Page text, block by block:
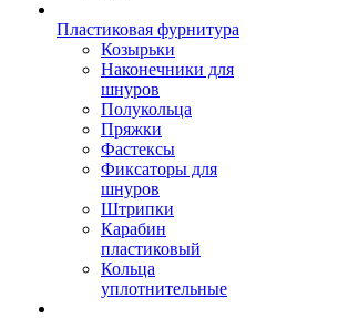
Пластиковая фурнитура
Козырьки
Наконечники для
шнуров
Полукольца
Пряжки
Фастексы
Фиксаторы для
шнуров
Штрипки
Карабин
пластиковый
Кольца
уплотнительные